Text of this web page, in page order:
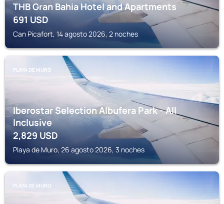
THB Gran Bahia Hotel and Apartments
691USD
Can Picafort, 14 agosto 2026, 2 noches
PLAYA DE MURO
Iberostar Selection Albufera Park - All
Inclusive
2,829 USD
Playa de Muro, 26 agosto 2026, 3 noches
PLAYA DE MURO